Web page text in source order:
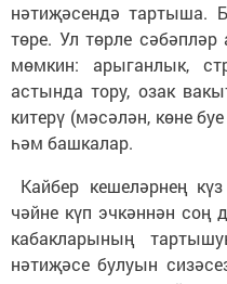
нәтиҗәсендә тартыша.
төре. Ул төрле
мөмкин: арыганлык,
астында тору, озак
китерү (мәсәлән, көне
һәм башкалар.
Кайбер кешеләрнең
чәйне күп эчкәннән
кабакларының
нәтиҗәсе булуын